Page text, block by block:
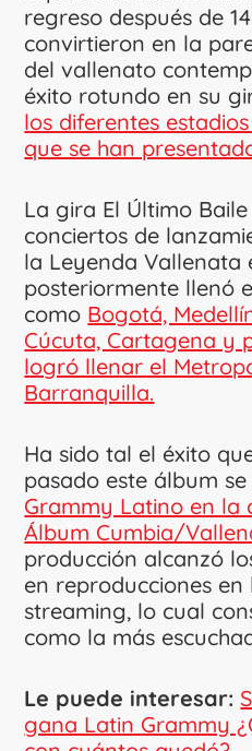
regreso después de
convirtieron en la
del vallenato
éxito rotundo en su
los diferentes
que se han
La gira El Último
conciertos de
la Leyenda Vallenata
posteriormente llenó
como Bogotá,
Cúcuta, Cartagena y
logró llenar el
Barranquilla.
Ha sido tal el éxito
pasado este álbum
Grammy Latino en la
Álbum Cumbia/
producción alcanzó
en reproducciones
streaming, lo cual
como la más
Le puede interesar:
gana Latin Grammy